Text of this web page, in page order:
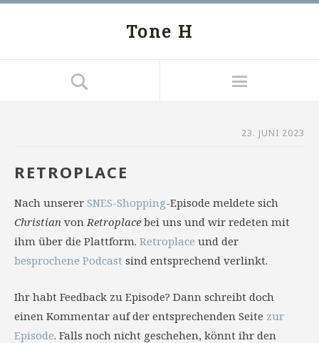
Tone H
23. JUNI 2023
RETROPLACE
Nach unserer SNES-Shopping-Episode meldete sich
Christian vonRetroplace bei uns und wir redeten mit
ihm über die Plattform. Retroplace und der
besprochene Podcast sind entsprechend verlinkt.
Ihr habt Feedback zu Episode? Dann schreibt doch
einen Kommentar auf der entsprechenden Seite zur
Episode. Falls noch nicht geschehen, könnt ihr den